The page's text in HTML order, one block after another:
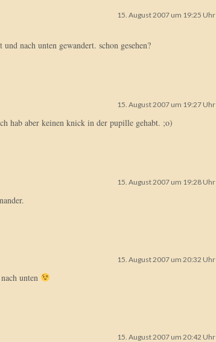
15. August 2007 um 19:25 Uhr
nach unten gewandert. schon gesehen?
15. August 2007 um 19:27 Uhr
aber keinen knick in der pupille gehabt. ;o)
15. August 2007 um 19:28 Uhr
15. August 2007 um 20:32 Uhr
unten
15. August 2007 um 20:42 Uhr